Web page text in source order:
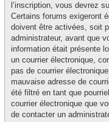
l’inscription, vous devrez
Certains forums exigeront
doivent être activées, soit
administrateur, avant que
information était présente
un courrier électronique,
pas de courrier
mauvaise adresse de
été filtré en tant que
courrier électronique que
de contacter un